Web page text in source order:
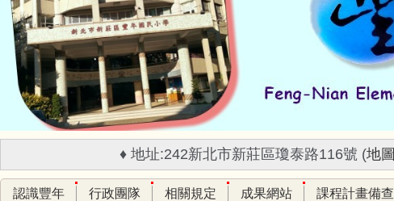
♦ 地址:242新北市新莊區瓊泰路116號 (地圖
認識豐年 行政團隊 相關規定 成果網站 課程計畫備查